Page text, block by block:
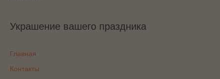
Украшение вашего праздника
Главная
Контакты